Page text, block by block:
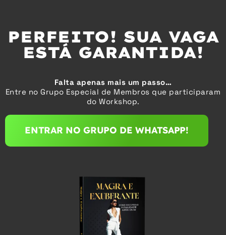
PERFEITO! SUA VAGA
ESTÁ GARANTIDA!
Falta apenas mais um passo…
Entre no Grupo Especial de Membros que participaram
do Workshop.
ENTRAR NO GRUPO DE WHATSAPP!